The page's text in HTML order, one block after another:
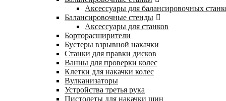
Аксессуары для балансировочных
Балансировочные стенды
Аксессуары для станков
Борторасширители
Бустеры взрывной накачки
Станки для правки дисков
Ванны для проверки колес
Клетки для накачки колес
Вулканизаторы
Устройства третья рука
Пистолеты для накачки шин